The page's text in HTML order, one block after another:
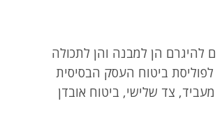
להיגרם הן למבנה והן לתכולה
ביטוח העסק הבסיסית
צד שלישי, ביטוח אובדן